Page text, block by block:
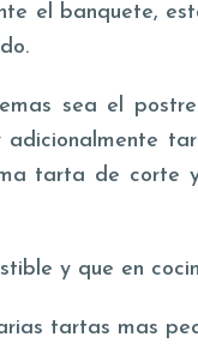
el banquete,
sea el
tarta de
y que en
tartas mas